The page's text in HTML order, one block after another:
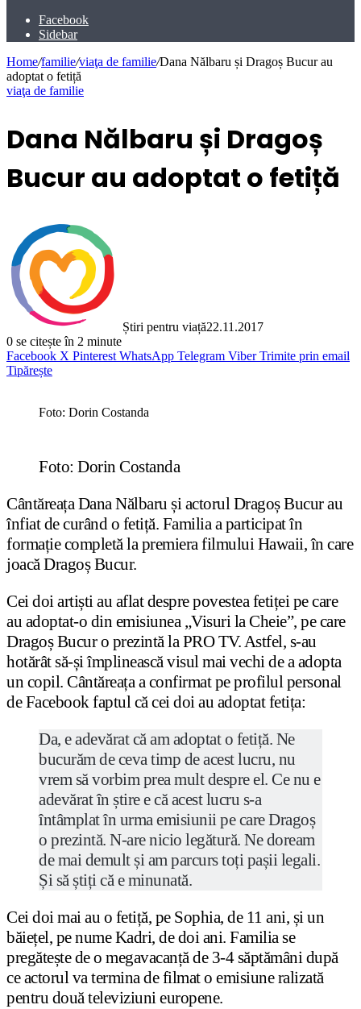
Facebook
Sidebar
Home/familie/viaţa de familie/Dana Nălbaru și Dragoș Bucur au
adoptat o fetiță
viaţa de familie
Dana Nălbaru și Dragoș
Bucur au adoptat o fetiță
Știri pentru viață22.11.2017
0 se citește în 2 minute
Facebook X Pinterest WhatsApp Telegram Viber Trimite prin email
Tipărește
Foto: Dorin Costanda
Foto: Dorin Costanda
Cântăreața Dana Nălbaru și actorul Dragoș Bucur au
înfiat de curând o fetiță. Familia a participat în
formație completă la premiera filmului Hawaii, în care
joacă Dragoș Bucur.
Cei doi artiști au aflat despre povestea fetiței pe care
au adoptat-o din emisiunea „Visuri la Cheie”, pe care
Dragoș Bucur o prezintă la PRO TV. Astfel, s-au
hotărât să-și împlinească visul mai vechi de a adopta
un copil. Cântăreața a confirmat pe profilul personal
de Facebook faptul că cei doi au adoptat fetița:
Da, e adevărat că am adoptat o fetiță. Ne
bucurăm de ceva timp de acest lucru, nu
vrem să vorbim prea mult despre el. Ce nu e
adevărat în știre e că acest lucru s-a
întâmplat în urma emisiunii pe care Dragoș
o prezintă. N-are nicio legătură. Ne doream
de mai demult și am parcurs toți pașii legali.
Și să știți că e minunată.
Cei doi mai au o fetiță, pe Sophia, de 11 ani, și un
băiețel, pe nume Kadri, de doi ani. Familia se
pregătește de o megavacanță de 3-4 săptămâni după
ce actorul va termina de filmat o emisiune ralizată
pentru două televiziuni europene.